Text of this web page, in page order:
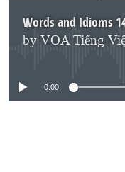
Words and Idioms
by VOA Tiếng
No media
0:00